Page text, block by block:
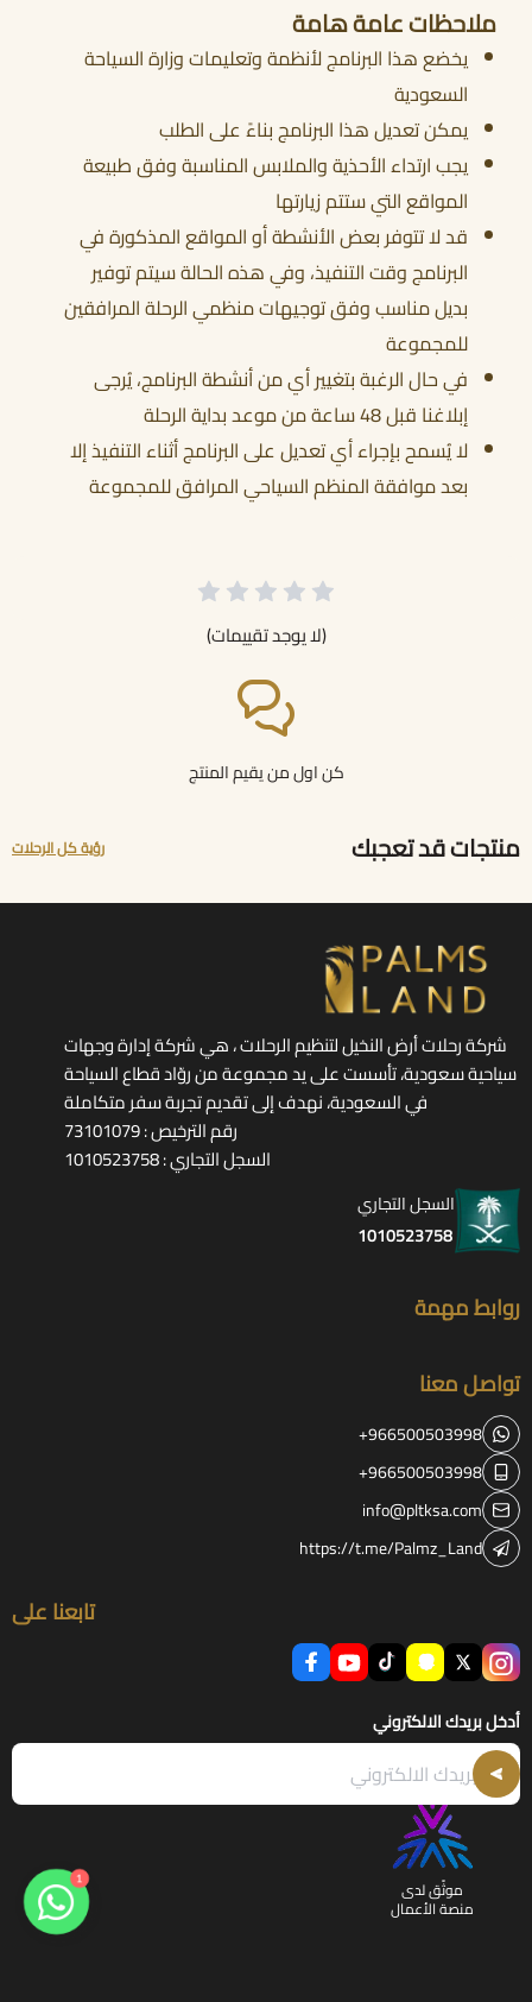
ملاحظات عامة هامة
يخضع هذا البرنامج لأنظمة وتعليمات وزارة السياحة
السعودية
يمكن تعديل هذا البرنامج بناءً على الطلب
يجب ارتداء الأحذية والملابس المناسبة وفق طبيعة
المواقع التي ستتم زيارتها
قد لا تتوفر بعض الأنشطة أو المواقع المذكورة في
البرنامج وقت التنفيذ، وفي هذه الحالة سيتم توفير
بديل مناسب وفق توجيهات منظمي الرحلة المرافقين
للمجموعة
في حال الرغبة بتغيير أي من أنشطة البرنامج، يُرجى
إبلاغنا قبل 48 ساعة من موعد بداية الرحلة
لا يُسمح بإجراء أي تعديل على البرنامج أثناء التنفيذ إلا
بعد موافقة المنظم السياحي المرافق للمجموعة
كن اول من يقيم المنتج
(لا يوجد تقييمات)
منتجات قد تعجبك رؤية كل الرحلات
شركة رحلات أرض النخيل لتنظيم الرحلات ، هي شركة إدارة وجهات
سياحية سعودية، تأسست على يد مجموعة من روّاد قطاع السياحة
في السعودية، نهدف إلى تقديم تجربة سفر متكاملة
رقم الترخيص : 73101079
السجل التجاري : 1010523758
السجل التجاري
1010523758
روابط مهمة
تواصل معنا
+966500503998
+966500503998
info@pltksa.com
https://t.me/Palmz_Land
تابعنا على
أدخل بريدك الالكتروني
موثّق لدى
منصة الأعمال
1